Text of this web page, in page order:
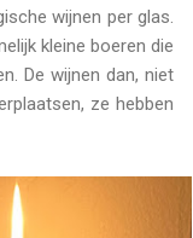
wijnen per glas.
kleine boeren die
De wijnen dan, niet
ze hebben